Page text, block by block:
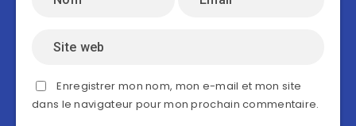
Enregistrer mon nom, mon e-mail et mon site
dans le navigateur pour mon prochain commentaire.